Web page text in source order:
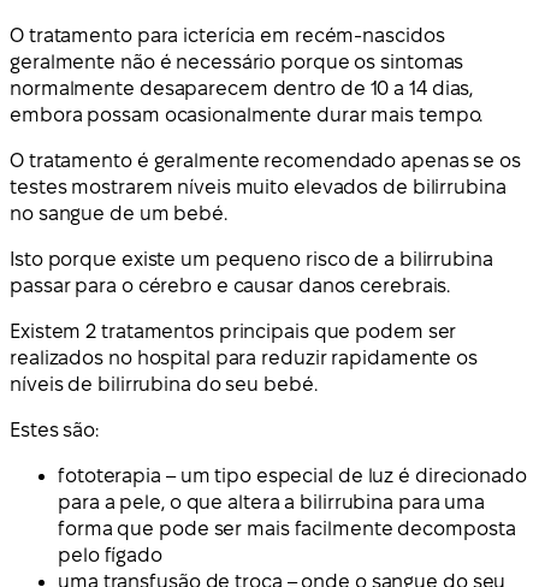
O tratamento para icterícia em recém-nascidos
geralmente não é necessário porque os sintomas
normalmente desaparecem dentro de 10 a 14 dias,
embora possam ocasionalmente durar mais tempo.
O tratamento é geralmente recomendado apenas se os
testes mostrarem níveis muito elevados de bilirrubina
no sangue de um bebé.
Isto porque existe um pequeno risco de a bilirrubina
passar para o cérebro e causar danos cerebrais.
Existem 2 tratamentos principais que podem ser
realizados no hospital para reduzir rapidamente os
níveis de bilirrubina do seu bebé.
Estes são:
fototerapia – um tipo especial de luz é direcionado
para a pele, o que altera a bilirrubina para uma
forma que pode ser mais facilmente decomposta
pelo fígado
uma transfusão de troca – onde o sangue do seu